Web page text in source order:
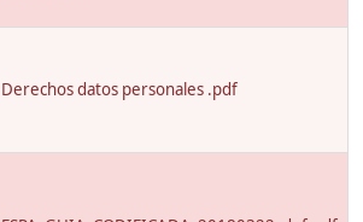
Derechos datos personales .pdf